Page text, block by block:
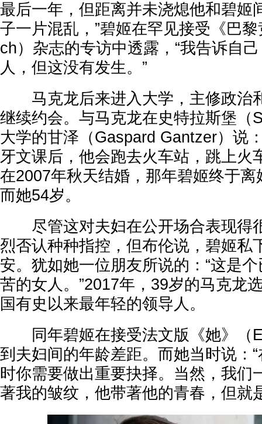
最后一年，但距离并未浇熄他和碧姬
子一片混乱，”碧姬在罕见接受《巴
ch）杂志的专访中透露，“我告诉自
人，但这没有发生。”
马克龙后来进入大学，主修政治
继续约会。与马克龙在史特拉斯堡（
大学的甘泽（Gaspard Gantzer）说
牙文课后，他会跑去火车站，跳上火
在2007年秋天结婚，那年碧姬终于
而她54岁。
尽管这对夫妇在公开场合表现得
烈否认种种指控，但布伦说，碧姬私
安。犹如她一位朋友所说的：“这是
苦的女人。”2017年，39岁的马克龙
国有史以来最年轻的领导人。
同年碧姬在接受法文版《她》（
到夫妇间的年龄差距。而她当时说：
时你需要做出重要抉择。当然，我
著我的皱纹，他带著他的青春，但就